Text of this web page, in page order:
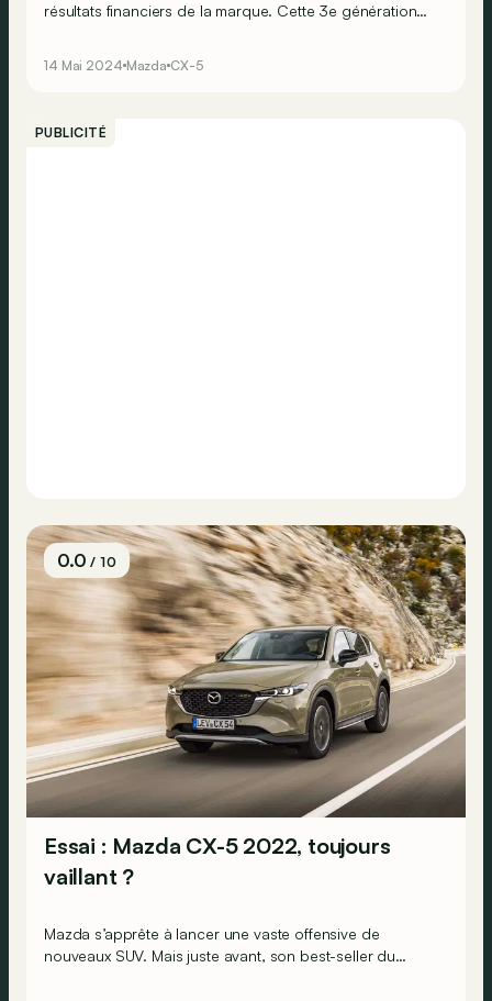
résultats financiers de la marque. Cette 3e génération
14 Mai 2024 Mazda CX-5
PUBLICITÉ
0.0/ 10
Essai : Mazda CX-5 2022, toujours
vaillant ?
Mazda s’apprête à lancer une vaste offensive de
nouveaux SUV. Mais juste avant, son best-seller du